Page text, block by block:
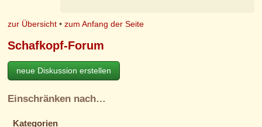
zur Übersicht •zum Anfang der Seite
Schafkopf-Forum
neue Diskussion erstellen
Einschränken nach…
Kategorien